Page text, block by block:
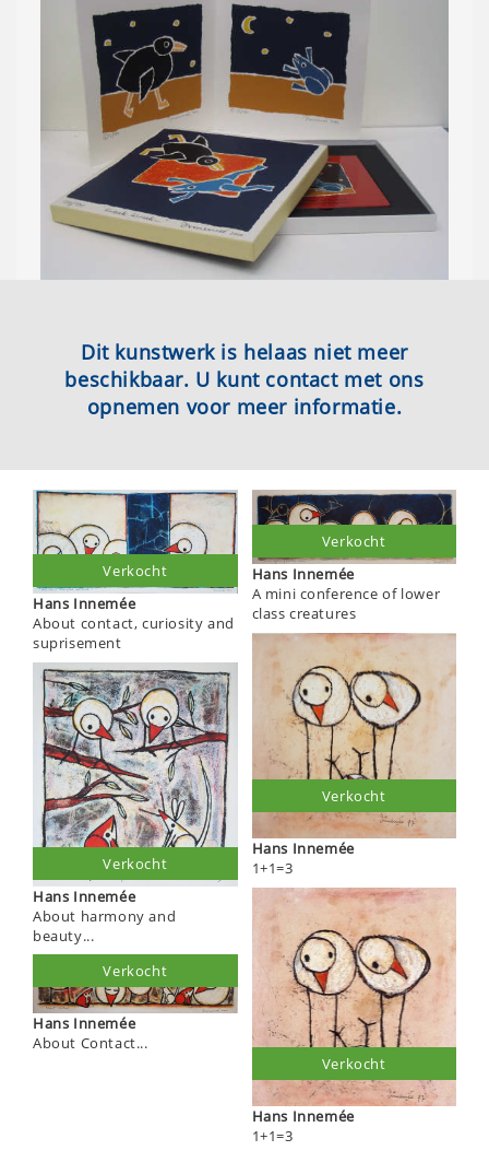
Dit kunstwerk is helaas niet meer
beschikbaar. U kunt contact met ons
opnemen voor meer informatie.
Hans Innemée
About contact, curiosity and
suprisement
Verkocht
Hans Innemée
About harmony and
beauty...
Verkocht
Hans Innemée
About Contact...
Verkocht
Hans Innemée
A mini conference of lower
class creatures
Verkocht
Hans Innemée
1+1=3
Verkocht
Hans Innemée
1+1=3
Verkocht